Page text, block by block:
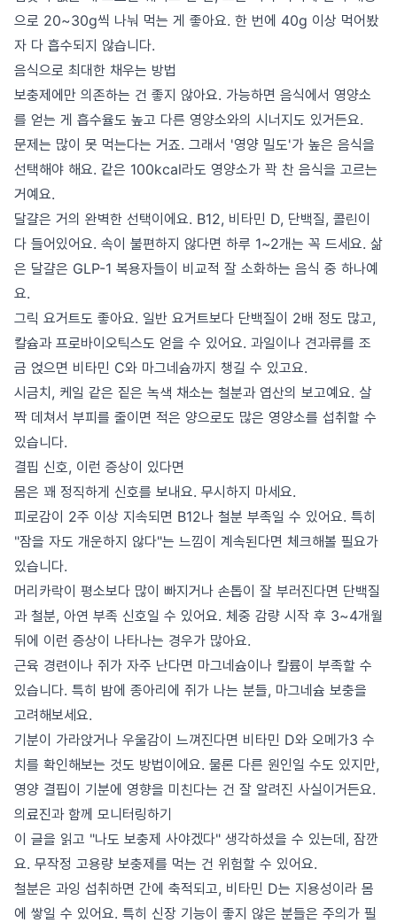
으로 20~30g씩 나눠 먹는 게 좋아요. 한 번에 40g 이상 먹어봤
자 다 흡수되지 않습니다.
음식으로 최대한 채우는 방법
보충제에만 의존하는 건 좋지 않아요. 가능하면 음식에서 영양소
를 얻는 게 흡수율도 높고 다른 영양소와의 시너지도 있거든요.
문제는 많이 못 먹는다는 거죠. 그래서 '영양 밀도'가 높은 음식을
선택해야 해요. 같은 100kcal라도 영양소가 꽉 찬 음식을 고르는
거예요.
달걀은 거의 완벽한 선택이에요. B12, 비타민 D, 단백질, 콜린이
다 들어있어요. 속이 불편하지 않다면 하루 1~2개는 꼭 드세요. 삶
은 달걀은 GLP-1 복용자들이 비교적 잘 소화하는 음식 중 하나예
요.
그릭 요거트도 좋아요. 일반 요거트보다 단백질이 2배 정도 많고,
칼슘과 프로바이오틱스도 얻을 수 있어요. 과일이나 견과류를 조
금 얹으면 비타민 C와 마그네슘까지 챙길 수 있고요.
시금치, 케일 같은 짙은 녹색 채소는 철분과 엽산의 보고예요. 살
짝 데쳐서 부피를 줄이면 적은 양으로도 많은 영양소를 섭취할 수
있습니다.
결핍 신호, 이런 증상이 있다면
몸은 꽤 정직하게 신호를 보내요. 무시하지 마세요.
피로감이 2주 이상 지속되면 B12나 철분 부족일 수 있어요. 특히
"잠을 자도 개운하지 않다"는 느낌이 계속된다면 체크해볼 필요가
있습니다.
머리카락이 평소보다 많이 빠지거나 손톱이 잘 부러진다면 단백질
과 철분, 아연 부족 신호일 수 있어요. 체중 감량 시작 후 3~4개월
뒤에 이런 증상이 나타나는 경우가 많아요.
근육 경련이나 쥐가 자주 난다면 마그네슘이나 칼륨이 부족할 수
있습니다. 특히 밤에 종아리에 쥐가 나는 분들, 마그네슘 보충을
고려해보세요.
기분이 가라앉거나 우울감이 느껴진다면 비타민 D와 오메가3 수
치를 확인해보는 것도 방법이에요. 물론 다른 원인일 수도 있지만,
영양 결핍이 기분에 영향을 미친다는 건 잘 알려진 사실이거든요.
의료진과 함께 모니터링하기
이 글을 읽고 "나도 보충제 사야겠다" 생각하셨을 수 있는데, 잠깐
요. 무작정 고용량 보충제를 먹는 건 위험할 수 있어요.
철분은 과잉 섭취하면 간에 축적되고, 비타민 D는 지용성이라 몸
에 쌓일 수 있어요. 특히 신장 기능이 좋지 않은 분들은 주의가 필